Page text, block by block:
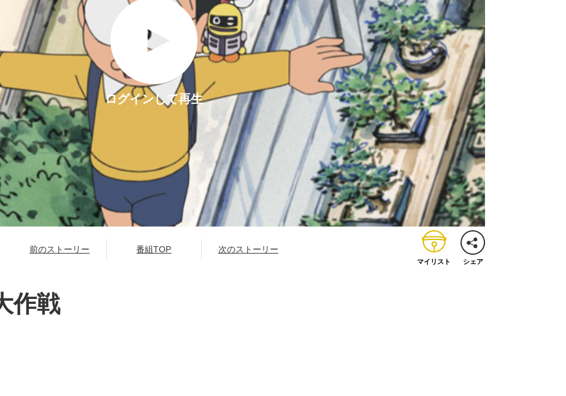
ログインして再生
前のストーリー 番組TOP 次のストーリー
マイリスト シェア
作戦